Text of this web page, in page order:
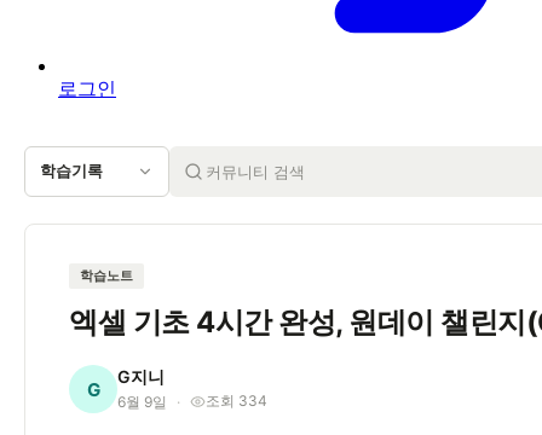
로그인
학습기록
학습노트
엑셀 기초 4시간 완성, 원데이 챌린
G
G지니
6월 9일 조회 334